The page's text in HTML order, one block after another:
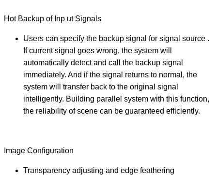
Hot Backup of Inp ut Signals
Users can specify the backup signal for signal source .
If current signal goes wrong, the system will
automatically detect and call the backup signal
immediately. And if the signal returns to normal, the
system will transfer back to the original signal
intelligently. Building parallel system with this function,
the reliability of scene can be guaranteed efficiently.
Image Configuration
Transparency adjusting and edge feathering